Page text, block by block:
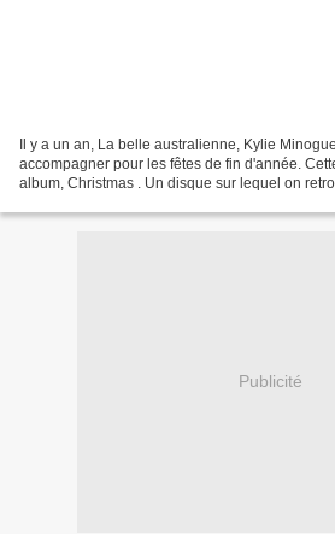
Il y a un an, La belle australienne, Kylie
accompagner pour les fêtes de fin d'année.
album, Christmas . Un disque sur lequel on
Publicité